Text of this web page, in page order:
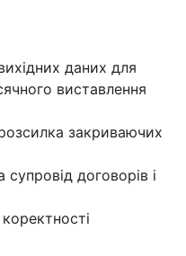
даних для
виставлення
закриваючих
договорів і